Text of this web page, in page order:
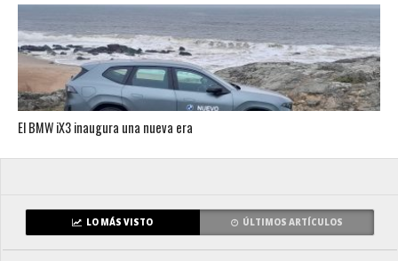
El BMW iX3 inaugura una nueva era
LO MÁS VISTO ÚLTIMOS ARTÍCULOS